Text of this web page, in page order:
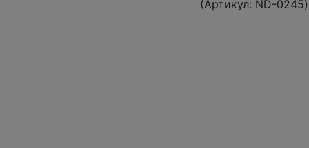
(Артикул: ND-0245)